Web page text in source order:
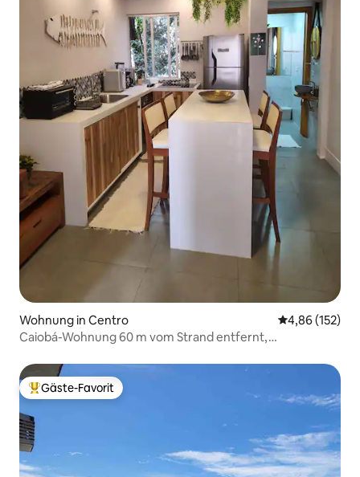
Wohnung in Centro
4,86 (152)
Caiobá-Wohnung 60 m vom Strand entfernt,
Beliebter Gäste-Favorit.
Gäste-Favorit